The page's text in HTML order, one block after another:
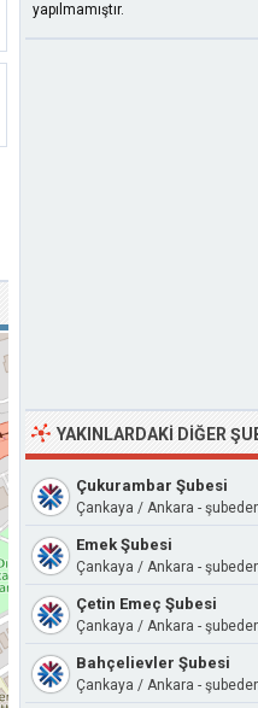
yapılmamıştır.
YAKINLARDAKI DIĞER
Çukurambar Şubesi
Çankaya / Ankara -
Emek Şubesi
Çankaya / Ankara -
Çetin Emeç Şubesi
Çankaya / Ankara -
Bahçelievler Şubesi
Çankaya / Ankara -